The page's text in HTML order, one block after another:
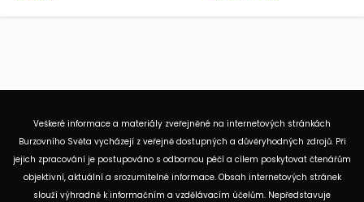
Veškeré informace a materiály zveřejněné na internetových stránkách
Burzovního Světa vycházejí z veřejně dostupných a důvěryhodných zdrojů. Při
jejich zpracování je postupováno s odbornou péčí a cílem poskytovat čtenářům
objektivní, aktuální a srozumitelné informace. Obsah internetových stránek
slouží výhradně k informačním a vzdělávacím účelům. Nepředstavuje